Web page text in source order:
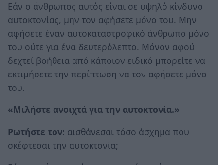
Εάν ο άνθρωπος αυτός είναι σε υψηλό κίνδυνο
αυτοκτονίας, μην τον αφήσετε μόνο του. Μην
αφήσετε έναν αυτοκαταστροφικό άνθρωπο μόνο
του ούτε για ένα δευτερόλεπτο. Μόνον αφού
δεχτεί βοήθεια από κάποιον ειδικό μπορείτε να
εκτιμήσετε την περίπτωση να τον αφήσετε μόνο
του.
«Μιλήστε ανοιχτά για την αυτοκτονία.»
Ρωτήστε τον: αισθάνεσαι τόσο άσχημα που
σκέφτεσαι την αυτοκτονία;